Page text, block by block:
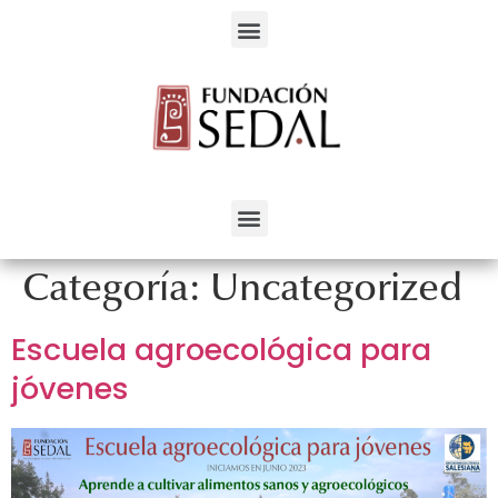
Categoría: Uncategorized
Escuela agroecológica para
jóvenes